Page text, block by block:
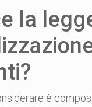
la
è